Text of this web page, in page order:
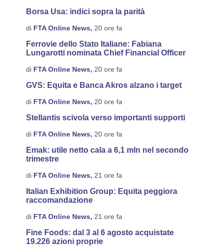
Borsa Usa: indici sopra la parità
di FTA Online News, 20 ore fa
Ferrovie dello Stato Italiane: Fabiana
Lungarotti nominata Chief Financial Officer
di FTA Online News, 20 ore fa
GVS: Equita e Banca Akros alzano i target
di FTA Online News, 20 ore fa
Stellantis scivola verso importanti supporti
di FTA Online News, 20 ore fa
Emak: utile netto cala a 6,1 mln nel secondo
trimestre
di FTA Online News, 21 ore fa
Italian Exhibition Group: Equita peggiora
raccomandazione
di FTA Online News, 21 ore fa
Fine Foods: dal 3 al 6 agosto acquistate
19.226 azioni proprie